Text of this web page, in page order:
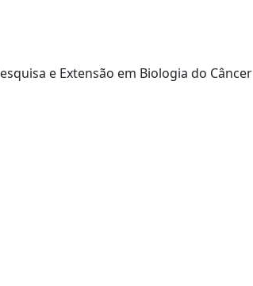
e Extensão em Biologia do Câncer